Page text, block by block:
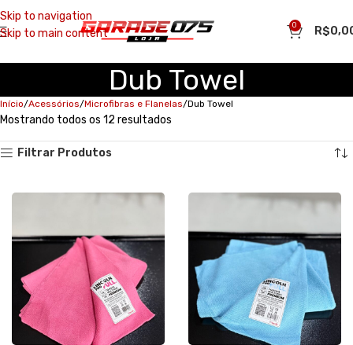
Skip to navigation
Skip to main content
0 R$
Dub Towel
Início Acessórios Microfibras e Flanelas Dub Towel
Mostrando todos os 12 resultados
Filtrar Produtos